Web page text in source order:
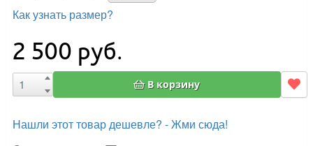
Как узнать размер?
2 500 руб.
В корзину
Нашли этот товар дешевле? - Жми сюда!